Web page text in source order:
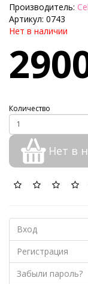
Производитель:
Артикул: 0743
Нет в наличии
Количество
Нет в
Вход
Регистрация
Забыли пароль?